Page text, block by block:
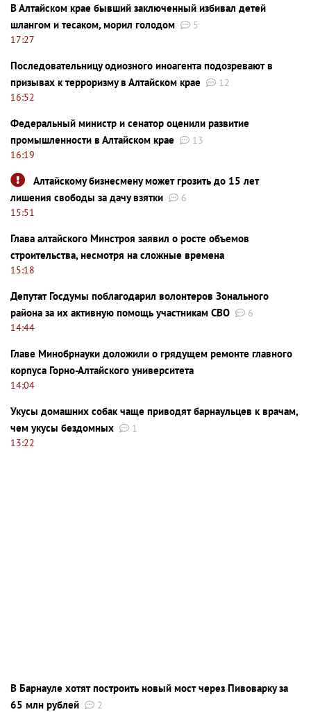
В Алтайском крае бывший заключенный избивал детей
шлангом и тесаком, морил голодом
5
17:27
Последовательницу одиозного иноагента подозревают в
призывах к терроризму в Алтайском крае
12
16:52
Федеральный министр и сенатор оценили развитие
промышленности в Алтайском крае
13
16:19
Алтайскому бизнесмену может грозить до 15 лет
лишения свободы за дачу взятки
6
15:51
Глава алтайского Минстроя заявил о росте объемов
строительства, несмотря на сложные времена
15:18
Депутат Госдумы поблагодарил волонтеров Зонального
района за их активную помощь участникам СВО
6
14:44
Главе Минобрнауки доложили о грядущем ремонте главного
корпуса Горно-Алтайского университета
14:04
Укусы домашних собак чаще приводят барнаульцев к врачам,
чем укусы бездомных
1
13:22
В Барнауле хотят построить новый мост через Пивоварку за
65 млн рублей
2